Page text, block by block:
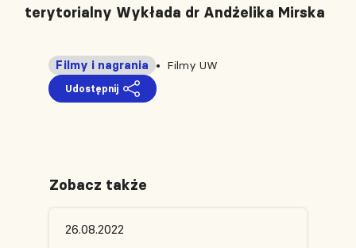
terytorialny Wykłada dr Andżelika Mirska
Filmy UW
Filmy i nagrania
Udostępnij
Zobacz także
26.08.2022